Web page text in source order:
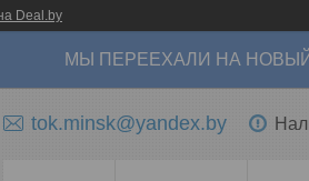
Deal.by
МЫ ПЕРЕЕХАЛИ НА НОВЫЙ
tok.minsk@yandex.by